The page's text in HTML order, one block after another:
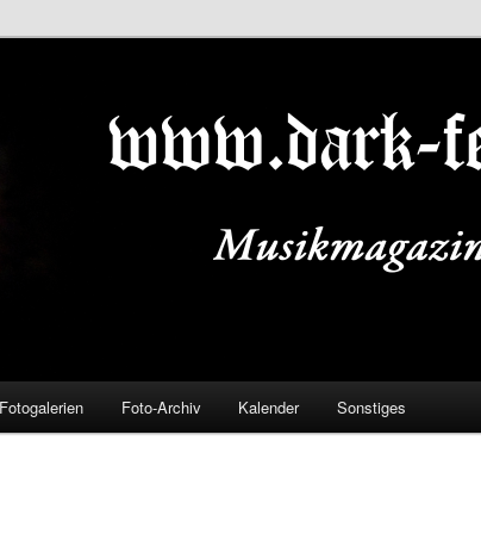
Fotogalerien Foto-Archiv Kalender Sonstiges